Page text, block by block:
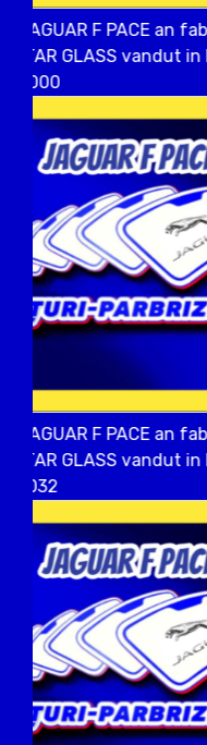
Pret parbriz
producator STAR
cod postal 77039
Pret parbriz
producator
cod postal 77015